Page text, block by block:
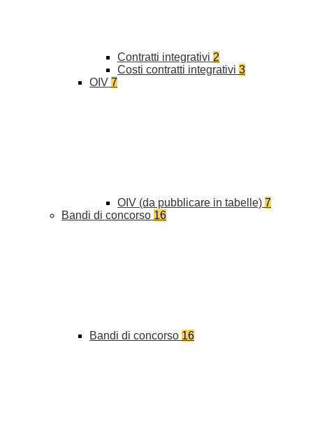
Contratti integrativi 2
Costi contratti integrativi 3
OIV 7
OIV (da pubblicare in tabelle) 7
Bandi di concorso 16
Bandi di concorso 16